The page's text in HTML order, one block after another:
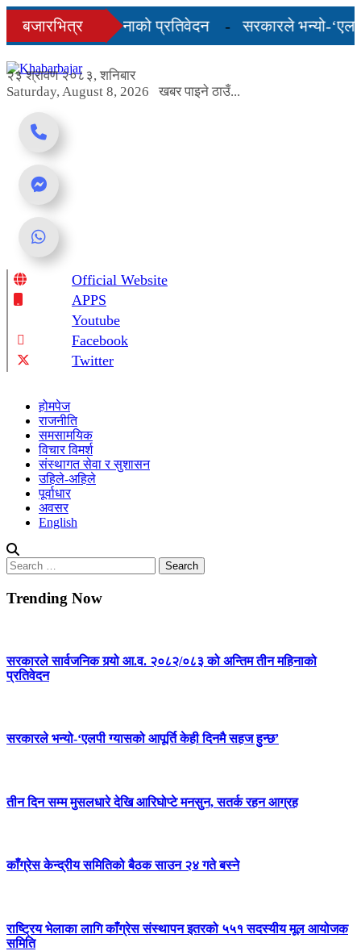
Skip
content
बजारभित्र
अन्तिम तीन महिनाको प्रतिवेदन
सरकारले भन्यो-‘एलपी
२३ श्रावण २०८३, शनिबार
Saturday, August 8, 2026
खबर पाइने ठाउँ...
Online News Portal
Official Website
APPS
Youtube
Facebook
Twitter
होमपेज
राजनीति
समसामयिक
विचार विमर्श
संस्थागत सेवा र सुशासन
उहिले-अहिले
पूर्वाधार
अवसर
English
Search
for:
Trending Now
सरकारले सार्वजनिक गर्‍यो आ.व. २०८२/०८३ को अन्तिम तीन महिनाको
प्रतिवेदन
सरकारले भन्यो-‘एलपी ग्यासको आपूर्ति केही दिनमै सहज हुन्छ’
तीन दिन सम्म मुसलधारे देखि आरिघोप्टे मनसुन, सतर्क रहन आग्रह
काँग्रेस केन्द्रीय समितिको बैठक साउन २४ गते बस्ने
राष्ट्रिय भेलाका लागि काँग्रेस संस्थापन इतरको ५५१ सदस्यीय मूल आयोजक
समिति